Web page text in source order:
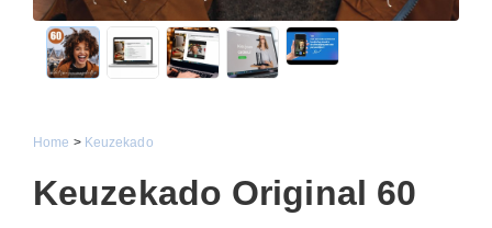
Home > Keuzekado
Keuzekado Original 60